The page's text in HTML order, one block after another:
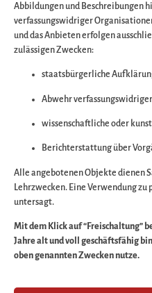
Wir
Abbildungen und Beschreibungen
verfassungswidriger
und das Anbieten erfolgen
zulässigen Zwecken:
staatsbürgerliche
Abwehr
wissenschaftliche oder
Berichterstattung über
Alle angebotenen Objekte dienen
Lehrzwecken. Eine Verwendung
untersagt.
Mit dem Klick auf “Freischaltung”
Jahre alt und voll geschäftsfähig
oben genannten Zwecken nutze.